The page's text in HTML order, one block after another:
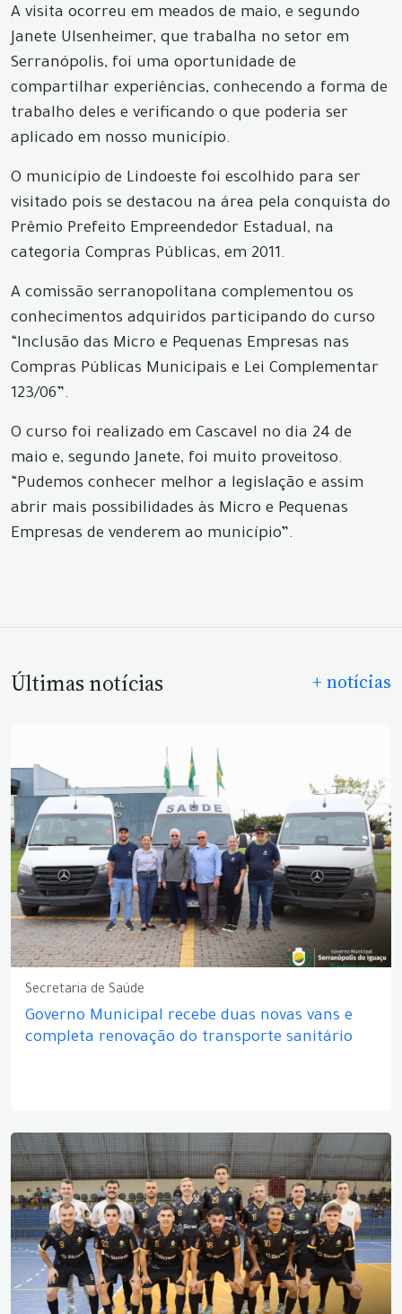
A visita ocorreu em meados de maio, e segundo
Janete Ulsenheimer, que trabalha no setor em
Serranópolis, foi uma oportunidade de
compartilhar experiências, conhecendo a forma de
trabalho deles e verificando o que poderia ser
aplicado em nosso município.
O município de Lindoeste foi escolhido para ser
visitado pois se destacou na área pela conquista do
Prêmio Prefeito Empreendedor Estadual, na
categoria Compras Públicas, em 2011.
A comissão serranopolitana complementou os
conhecimentos adquiridos participando do curso
“Inclusão das Micro e Pequenas Empresas nas
Compras Públicas Municipais e Lei Complementar
123/06”.
O curso foi realizado em Cascavel no dia 24 de
maio e, segundo Janete, foi muito proveitoso.
“Pudemos conhecer melhor a legislação e assim
abrir mais possibilidades às Micro e Pequenas
Empresas de venderem ao município”.
Últimas notícias + notícias
Secretaria de Saúde
Governo Municipal recebe duas novas vans e
completa renovação do transporte sanitário